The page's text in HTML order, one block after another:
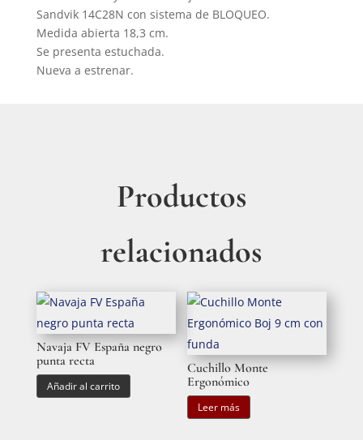
Sandvik 14C28N con sistema de BLOQUEO.
Medida abierta 18,3 cm.
Se presenta estuchada.
Nueva a estrenar.
Productos
relacionados
Navaja FV España negro
punta recta
Añadir al carrito
Cuchillo Monte
Ergonómico
Leer más